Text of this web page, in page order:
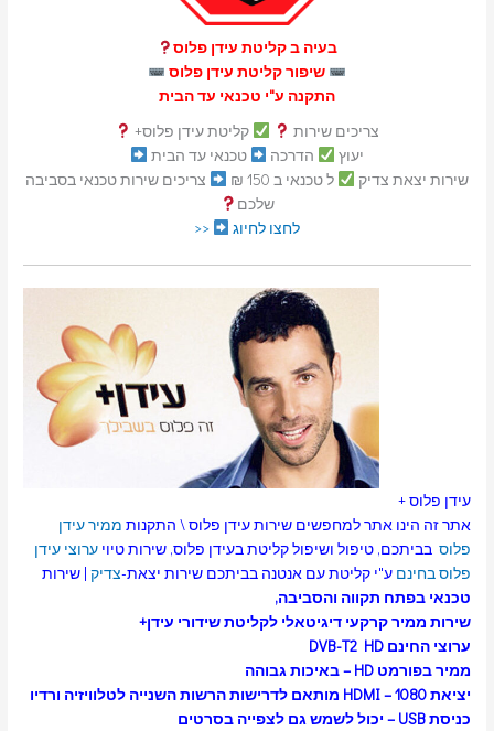
בעיה ב קליטת עידן פלוס
שיפור קליטת עידן פלוס
התקנה ע"י טכנאי עד הבית
צריכים שירות
קליטת עידן פלוס+
יעוץ
הדרכה
טכנאי עד הבית
שירות יצאת צדיק
ל טכנאי ב 150 ₪
צריכים שירות טכנאי בסביבה
שלכם
לחצו לחיוג
<<
עידן פלוס +
אתר זה הינו אתר למחפשים שירות עידן פלוס \ התקנות ממיר עידן
פלוס בביתכם, טיפול ושיפול קליטת בעידן פלוס, שירות טיויערוצי עידן
פלוס בחינם ע"י קליטת עם אנטנה בביתכם שירות יצאת-צדיק | שירות
טכנאיבפתח תקווה והסביבה,
שירות ממיר קרקעי דיגיטאלי לקליטת שידורי עידן+
ערוצי החינם DVB-T2 HD
ממיר בפורמט HD – באיכות גבוהה
יציאת HDMI – 1080 מותאם לדרישות הרשות השנייה לטלוויזיה ורדיו
כניסת USB – יכול לשמש גם לצפייה בסרטים